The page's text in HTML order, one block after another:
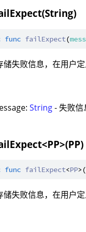
func failExpect(
储失败信息，在用户
String- 失败信
func failExpect<PP>(
储失败信息，在用户